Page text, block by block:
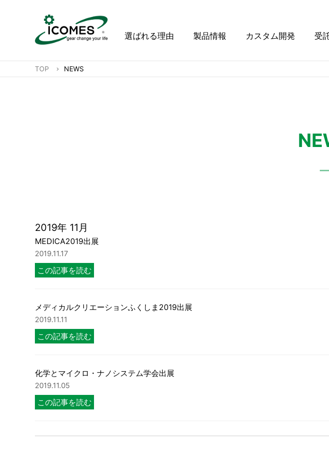
選ばれる理由 製品情報 カスタム開発 受
TOP NEWS
2019年 11月
MEDICA2019出展
2019.11.17
この記事を読む
メディカルクリエーションふくしま2019出展
2019.11.11
この記事を読む
化学とマイクロ・ナノシステム学会出展
2019.11.05
この記事を読む